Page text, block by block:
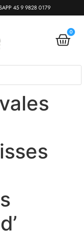
45 9 9828 0179
0